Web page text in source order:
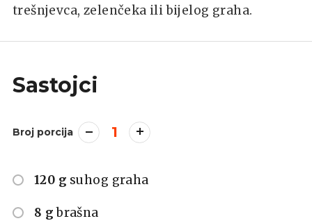
trešnjevca, zelenčeka ili bijelog graha.
Sastojci
Broj porcija 1
120 g suhog graha
8 g brašna